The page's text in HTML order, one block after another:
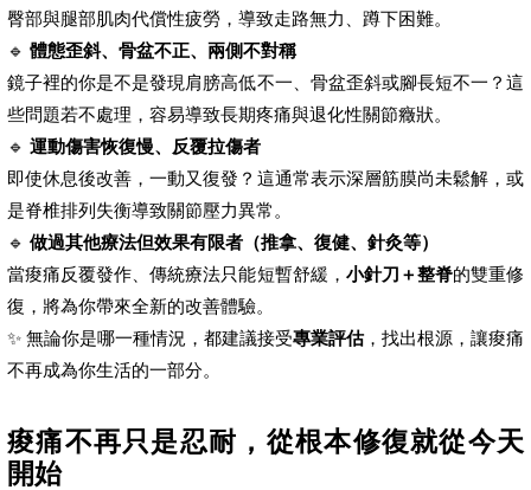
臀部與腿部肌肉代償性疲勞，導致走路無力、蹲下困難。
🔹 體態歪斜、骨盆不正、兩側不對稱
鏡子裡的你是不是發現肩膀高低不一、骨盆歪斜或腳長短不一？這
些問題若不處理，容易導致長期疼痛與退化性關節癥狀。
🔹 運動傷害恢復慢、反覆拉傷者
即使休息後改善，一動又復發？這通常表示深層筋膜尚未鬆解，或
是脊椎排列失衡導致關節壓力異常。
🔹 做過其他療法但效果有限者（推拿、復健、針灸等）
當痠痛反覆發作、傳統療法只能短暫舒緩， 小針刀＋整脊的雙重修
復，將為你帶來全新的改善體驗。
✨ 無論你是哪一種情況，都建議接受專業評估，找出根源，讓痠痛
不再成為你生活的一部分。
痠痛不再只是忍耐，從根本修復就從今天
開始